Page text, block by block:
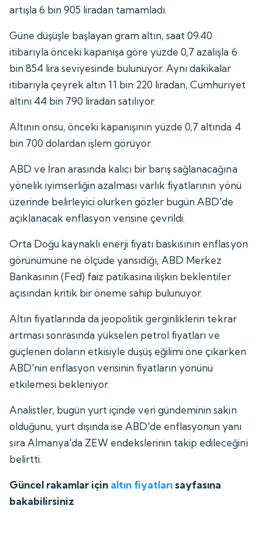
artışla 6 bin 905 liradan tamamladı.
Güne düşüşle başlayan gram altın, saat 09.40
itibarıyla önceki kapanışa göre yüzde 0,7 azalışla 6
bin 854 lira seviyesinde bulunuyor. Aynı dakikalar
itibarıyla çeyrek altın 11 bin 220 liradan, Cumhuriyet
altını 44 bin 790 liradan satılıyor.
Altının onsu, önceki kapanışının yüzde 0,7 altında 4
bin 700 dolardan işlem görüyor.
ABD ve İran arasında kalıcı bir barış sağlanacağına
yönelik iyimserliğin azalması varlık fiyatlarının yönü
üzerinde belirleyici olurken gözler bugün ABD'de
açıklanacak enflasyon verisine çevrildi.
Orta Doğu kaynaklı enerji fiyatı baskısının enflasyon
görünümüne ne ölçüde yansıdığı, ABD Merkez
Bankasının (Fed) faiz patikasına ilişkin beklentiler
açısından kritik bir öneme sahip bulunuyor.
Altın fiyatlarında da jeopolitik gerginliklerin tekrar
artması sonrasında yükselen petrol fiyatları ve
güçlenen doların etkisiyle düşüş eğilimi öne çıkarken
ABD'nin enflasyon verisinin fiyatların yönünü
etkilemesi bekleniyor.
Analistler, bugün yurt içinde veri gündeminin sakin
olduğunu, yurt dışında ise ABD'de enflasyonun yanı
sıra Almanya'da ZEW endekslerinin takip edileceğini
belirtti.
Güncel rakamlar için altın fiyatları sayfasına
bakabilirsiniz